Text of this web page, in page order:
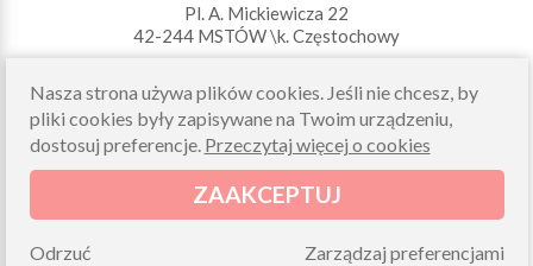
Pl. A. Mickiewicza 22
42-244 MSTÓW \k. Częstochowy
pn-pt 10.00-16.00
sklep@morelkowe.pl
+48 34 506 50 60
Nasza strona używa plików cookies. Jeśli nie chcesz, by
pliki cookies były zapisywane na Twoim urządzeniu,
dostosuj preferencje. Przeczytaj więcej o cookies
ZAAKCEPTUJ
Zarządzaj preferencjami
Odrzuć